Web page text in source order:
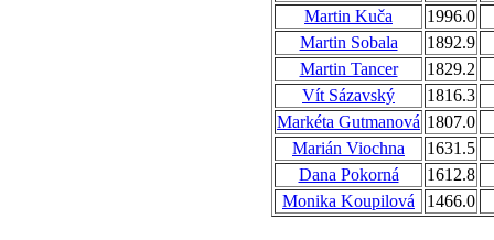
Martin Kuča
1996.0
Martin Sobala
1892.9
Martin Tancer
1829.2
Vít Sázavský
1816.3
Markéta Gutmanová 1807.0
Marián Viochna
1631.5
Dana Pokorná
1612.8
Monika Koupilová
1466.0